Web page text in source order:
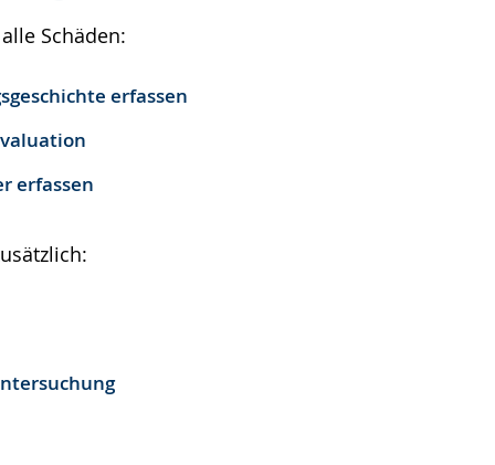
Schäden:
erfassen
erfassen